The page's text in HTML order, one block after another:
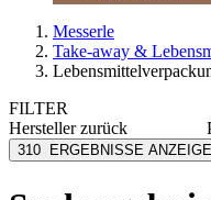
Messerle
Take-away &
FILTER
Herstellerzurück
AsahiKASEI
Charpak Ltd
310 ERGEBNISSE